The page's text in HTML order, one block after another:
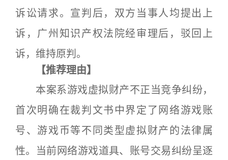
诉讼请求。宣判后，双方当事人均提出上
诉，广州知识产权法院经审理后，驳回上
诉，维持原判。
【推荐理由】
本案系游戏虚拟财产不正当竞争纠纷，
首次明确在裁判文书中界定了网络游戏账
号、游戏币等不同类型虚拟财产的法律属
性。当前网络游戏道具、账号交易纠纷呈逐